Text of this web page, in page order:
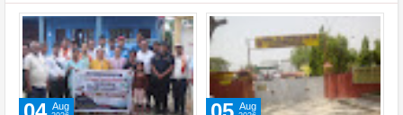
Aug Aug